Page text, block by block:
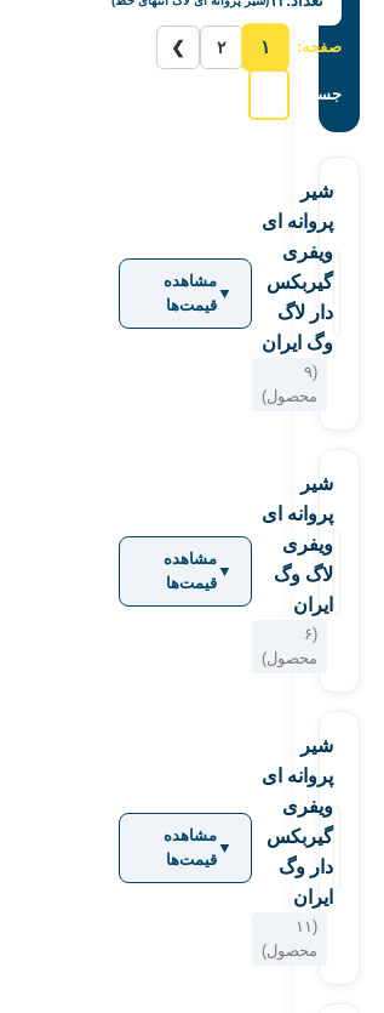
صفحه: ۱ ۲ ❯
جستجو:
شیر
پروانه ای
ویفری
گیربکس
دار لاگ
وگ ایران
(۹
محصول)
▼
مشاهده
قیمت‌ها
شیر
پروانه ای
ویفری
لاگ وگ
ایران
(۶
محصول)
▼
مشاهده
قیمت‌ها
شیر
پروانه ای
ویفری
گیربکس
دار وگ
ایران
(۱۱
محصول)
▼
مشاهده
قیمت‌ها